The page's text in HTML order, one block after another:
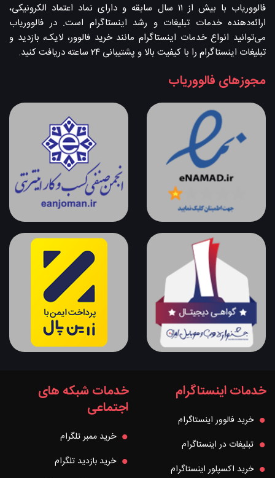
فالووریاب با بیش از ۱۱ سال سابقه و دارای نماد اعتماد الکرونیکی،
ارائه‌دهنده خدمات تبلیغات و رشد اینستاگرام است. در فالووریاب
می‌توانید انواع خدمات اینستاگرام مانند خرید فالوور، لایک، بازدید و
تبلیغات اینستاگرام را با کیفیت بالا و پشتیبانی ۲۴ ساعته دریافت کنید.
مجوزهای فالووریاب
خدمات اینستاگرام
خرید فالوور اینستاگرام
تبلیغات در اینستاگرام
خرید اکسپلور اینستاگرام
خدمات شبکه های
اجتماعی
خرید ممبر تلگرام
خرید بازدید تلگرام